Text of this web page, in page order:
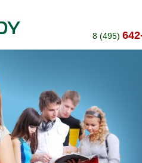
8 (495)